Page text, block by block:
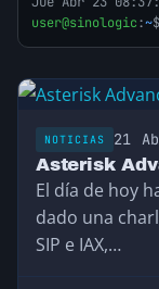
user@sinologic:~$
NOTICIAS 21
Asterisk
El día de hoy
dado una
SIP e IAX,…